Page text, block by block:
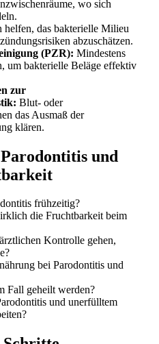
wo sich
helfen, das bakterielle Milieu
abzuschätzen.
(PZR): Mindestens
um bakterielle Beläge effektiv
zur
Blut- oder
das Ausmaß der
klären.
und
frühzeitig?
die Fruchtbarkeit beim
Kontrolle gehen,
bei Parodontitis und
Fall geheilt werden?
und unerfülltem